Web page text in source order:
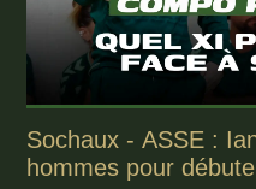
Sochaux - ASSE :
hommes pour